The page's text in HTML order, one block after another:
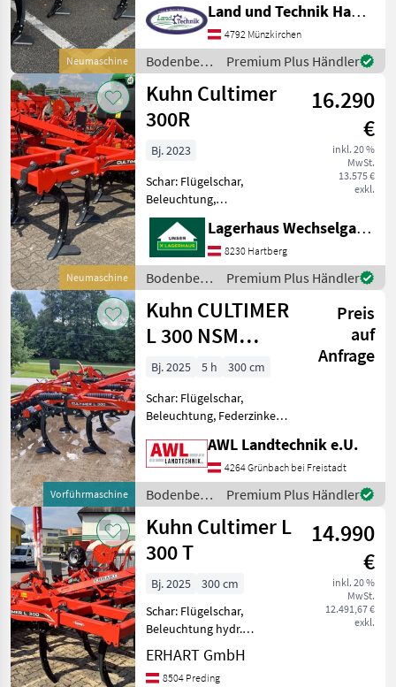
Neumaschine
Flügelscharen mit 350 mm,
DURAKARB Scharen, hydr.
Tiefeneinstellung der Walze
doppelwirkend,
Einebnungssc
Land und Technik HandelsgesmbH
4792 Münzkirchen
Bodenbearbeitung
/ Kuhn
Premium Plus Händler
Neumaschine
Kuhn Cultimer
300R
16.290
€
inkl. 20 %
MwSt.
13.575 €
exkl.
Bj. 2023
Schar: Flügelschar,
Beleuchtung,
Nachlaufeinrichtung
Beleuchtung
Einebnungsscheiben
Hydraulische
Tiefenverstellung der Walze
350 mm Flügelschare
Bodenbearbeitung Gr
Lagerhaus Wechselgau reg. Gen.m.b.H.
8230 Hartberg
Bodenbearbeitung
/ Kuhn
Premium Plus Händler
Vorführmaschine
Kuhn CULTIMER
L 300 NSM
(Steinsicherung)
Preis
auf
Anfrage
Bj. 2025 5 h
300 cm
Schar: Flügelschar,
Beleuchtung, Federzinken,
Steinsicherung KUHN
Flügelschargrubber
CULTIMER L 300 NSM, 3
reihig mit 10 Zinken, 8
Einebnungsscheiben, T Ri
AWL Landtechnik e.U.
4264 Grünbach bei Freistadt
Bodenbearbeitung
/ Kuhn
Premium Plus Händler
Kuhn Cultimer L
300 T
14.990
€
inkl. 20 %
MwSt.
12.491,67 €
exkl.
Bj. 2025
300 cm
Schar: Flügelschar,
Beleuchtung hydr.
Tiefeneinstellung,
Lichtanlage mit Tafeln,
FlexLiner Walze d=540,
ERHART GmbH
8504 Preding